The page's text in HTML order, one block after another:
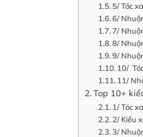
5/ Tóc
6/
7/
8/
9/
10/
11/
Top 10+
1/ Tóc
2/ Kiểu
3/